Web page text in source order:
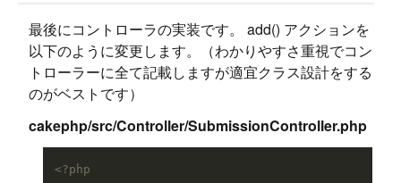
最後にコントローラの実装です。 add() アクションを
以下のように変更します。（わかりやすさ重視でコン
トローラーに全て記載しますが適宜クラス設計をする
のがベストです）
cakephp/src/Controller/SubmissionController.php
<?php